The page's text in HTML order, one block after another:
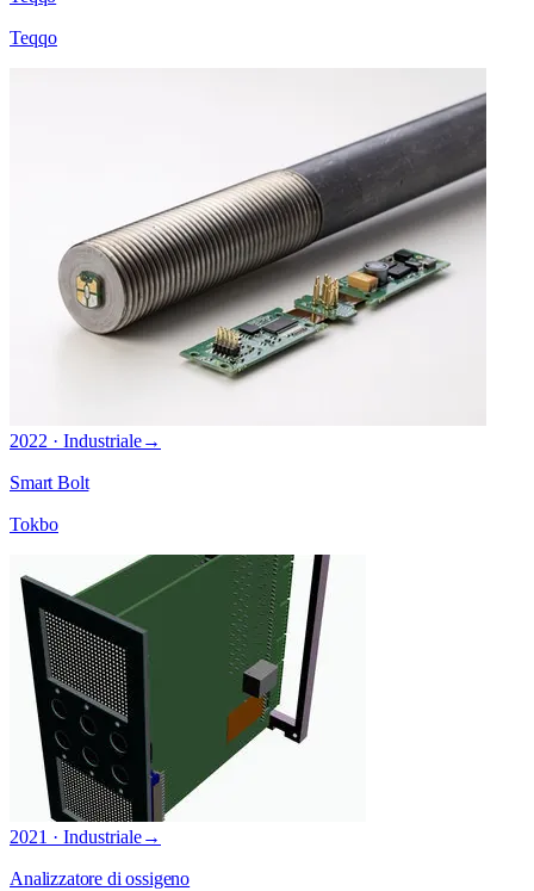
Teqqo
2022 · Industriale→
Smart Bolt
Tokbo
2021 · Industriale→
Analizzatore di ossigeno